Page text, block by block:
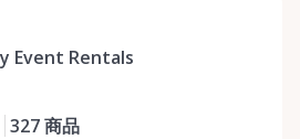
Event Rentals
327商品